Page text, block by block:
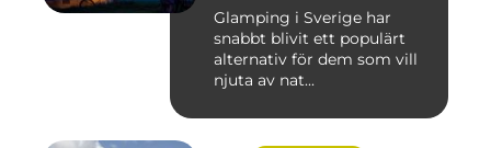
Glamping i Sverige har
snabbt blivit ett populärt
alternativ för dem som vill
njuta av nat...